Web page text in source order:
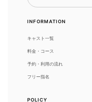
INFORMATION
キャスト一覧
料金・コース
予約・利用の流れ
フリー指名
POLICY